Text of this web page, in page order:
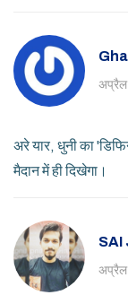
अरे यार, धुनी का
मैदान में ही दिखेगा।
SAI